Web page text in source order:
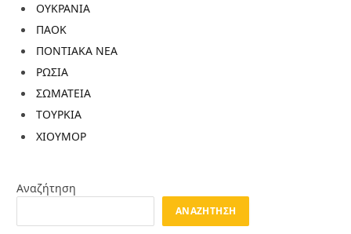
ΟΥΚΡΑΝΙΑ
ΠΑΟΚ
ΠΟΝΤΙΑΚΑ ΝΕΑ
ΡΩΣΙΑ
ΣΩΜΑΤΕΙΑ
ΤΟΥΡΚΙΑ
ΧΙΟΥΜΟΡ
Αναζήτηση
ΑΝΑΖΉΤΗΣΗ